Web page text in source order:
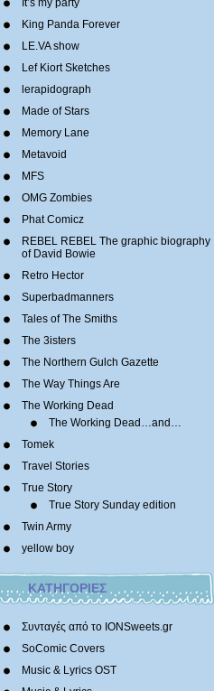
It’s my party
King Panda Forever
LE.VA show
Lef Kiort Sketches
lerapidograph
Made of Stars
Memory Lane
Metavoid
MFS
OMG Zombies
Phat Comicz
REBEL REBEL The graphic biography
of David Bowie
Retro Hector
Superbadmanners
Tales of The Smiths
The 3isters
The Northern Gulch Gazette
The Way Things Are
The Working Dead
The Working Dead…and…
Tomek
Travel Stories
True Story
True Story Sunday edition
Twin Army
yellow boy
ΚΑΤΗΓΟΡΙΕΣ
Συνταγές από το IONSweets.gr
SoComic Covers
Music & Lyrics OST